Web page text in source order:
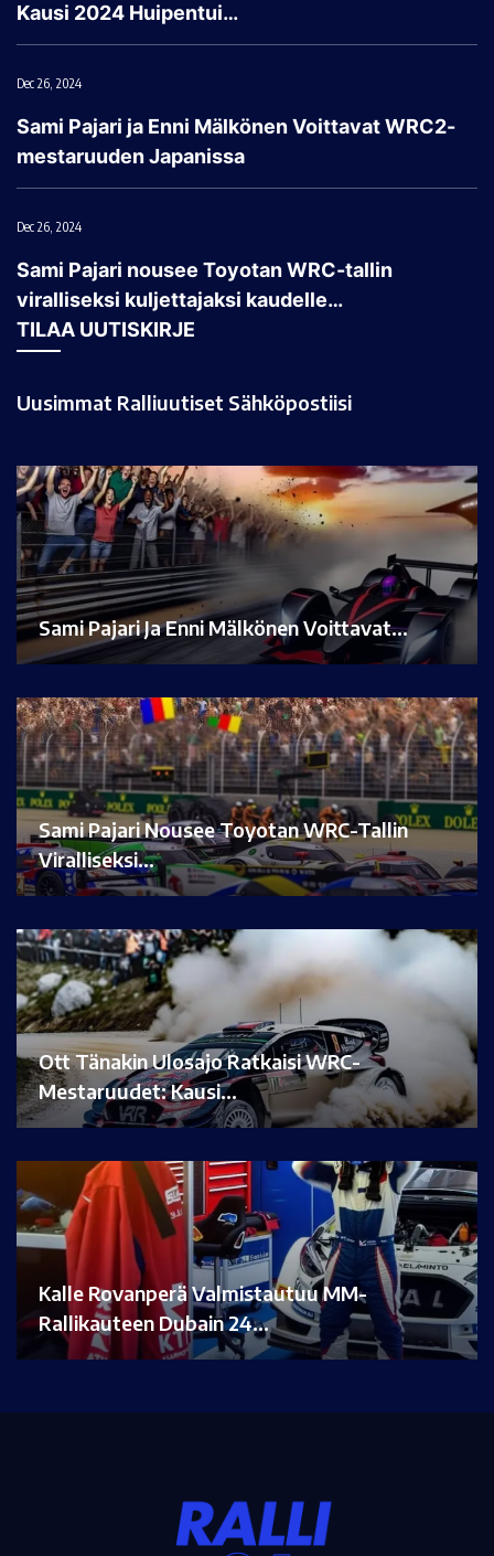
Kausi 2024 Huipentui…
Dec 26, 2024
Sami Pajari ja Enni Mälkönen Voittavat WRC2-
mestaruuden Japanissa
Dec 26, 2024
Sami Pajari nousee Toyotan WRC-tallin
viralliseksi kuljettajaksi kaudelle…
TILAA UUTISKIRJE
Uusimmat Ralliuutiset Sähköpostiisi
Sami Pajari Ja Enni Mälkönen Voittavat…
Sami Pajari Nousee Toyotan WRC-Tallin
Viralliseksi…
Ott Tänakin Ulosajo Ratkaisi WRC-
Mestaruudet: Kausi…
Kalle Rovanperä Valmistautuu MM-
Rallikauteen Dubain 24…